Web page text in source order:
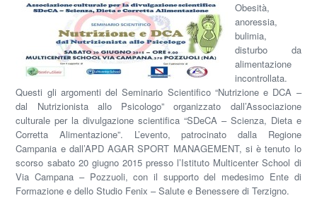
Obesità,
anoressia,
bulimia,
disturbo da
alimentazione
incontrollata.
Questi gli argomenti del Seminario Scientifico “Nutrizione e DCA –
dal Nutrizionista allo Psicologo” organizzato dall’Associazione
culturale per la divulgazione scientifica “SDeCA – Scienza, Dieta e
Corretta Alimentazione”. L’evento, patrocinato dalla Regione
Campania e dall’APD AGAR SPORT MANAGEMENT, si è tenuto lo
scorso sabato 20 giugno 2015 presso l’Istituto Multicenter School di
Via Campana – Pozzuoli, con il supporto del medesimo Ente di
Formazione e dello Studio Fenix – Salute e Benessere di Terzigno.